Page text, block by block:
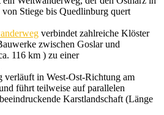
Stiege bis Quedlinburg quert
verbindet zahlreiche Klöster
zwischen Goslar und
116 km ) zu einer
verläuft in West-Ost-Richtung am
führt teilweise auf parallelen
Karstlandschaft (Länge